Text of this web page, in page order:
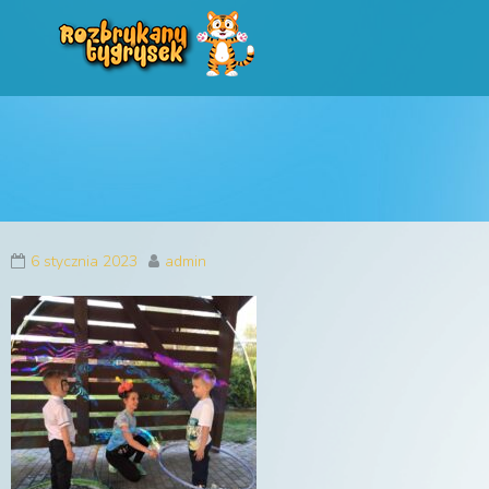
Rozbrykany
Profesjonalne animacje urodzinowe dla dzieci
6 stycznia 2023 admin